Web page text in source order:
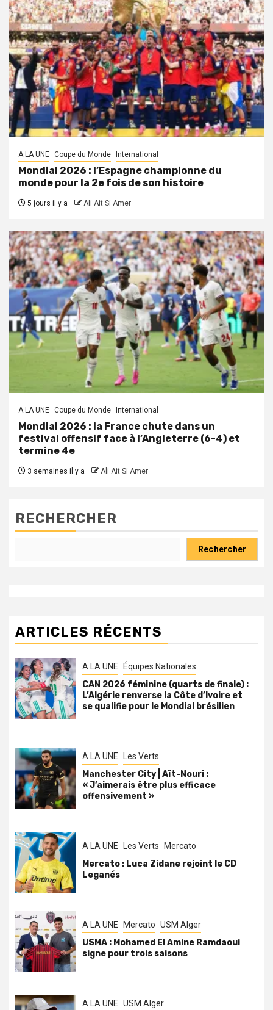
A LA UNE Coupe du Monde International
Mondial 2026 : l’Espagne championne du
monde pour la 2e fois de son histoire
5 jours il y a Ali Ait Si Amer
A LA UNE Coupe du Monde International
Mondial 2026 : la France chute dans un
festival offensif face à l’Angleterre (6-4) et
termine 4e
3 semaines il y a Ali Ait Si Amer
RECHERCHER
Rechercher
ARTICLES RÉCENTS
A LA UNE Équipes Nationales
CAN 2026 féminine (quarts de finale) :
L’Algérie renverse la Côte d’Ivoire et
se qualifie pour le Mondial brésilien
A LA UNE Les Verts
Manchester City | Aït-Nouri :
« J’aimerais être plus efficace
offensivement »
A LA UNE Les Verts Mercato
Mercato : Luca Zidane rejoint le CD
Leganés
A LA UNE Mercato USM Alger
USMA : Mohamed El Amine Ramdaoui
signe pour trois saisons
A LA UNE USM Alger